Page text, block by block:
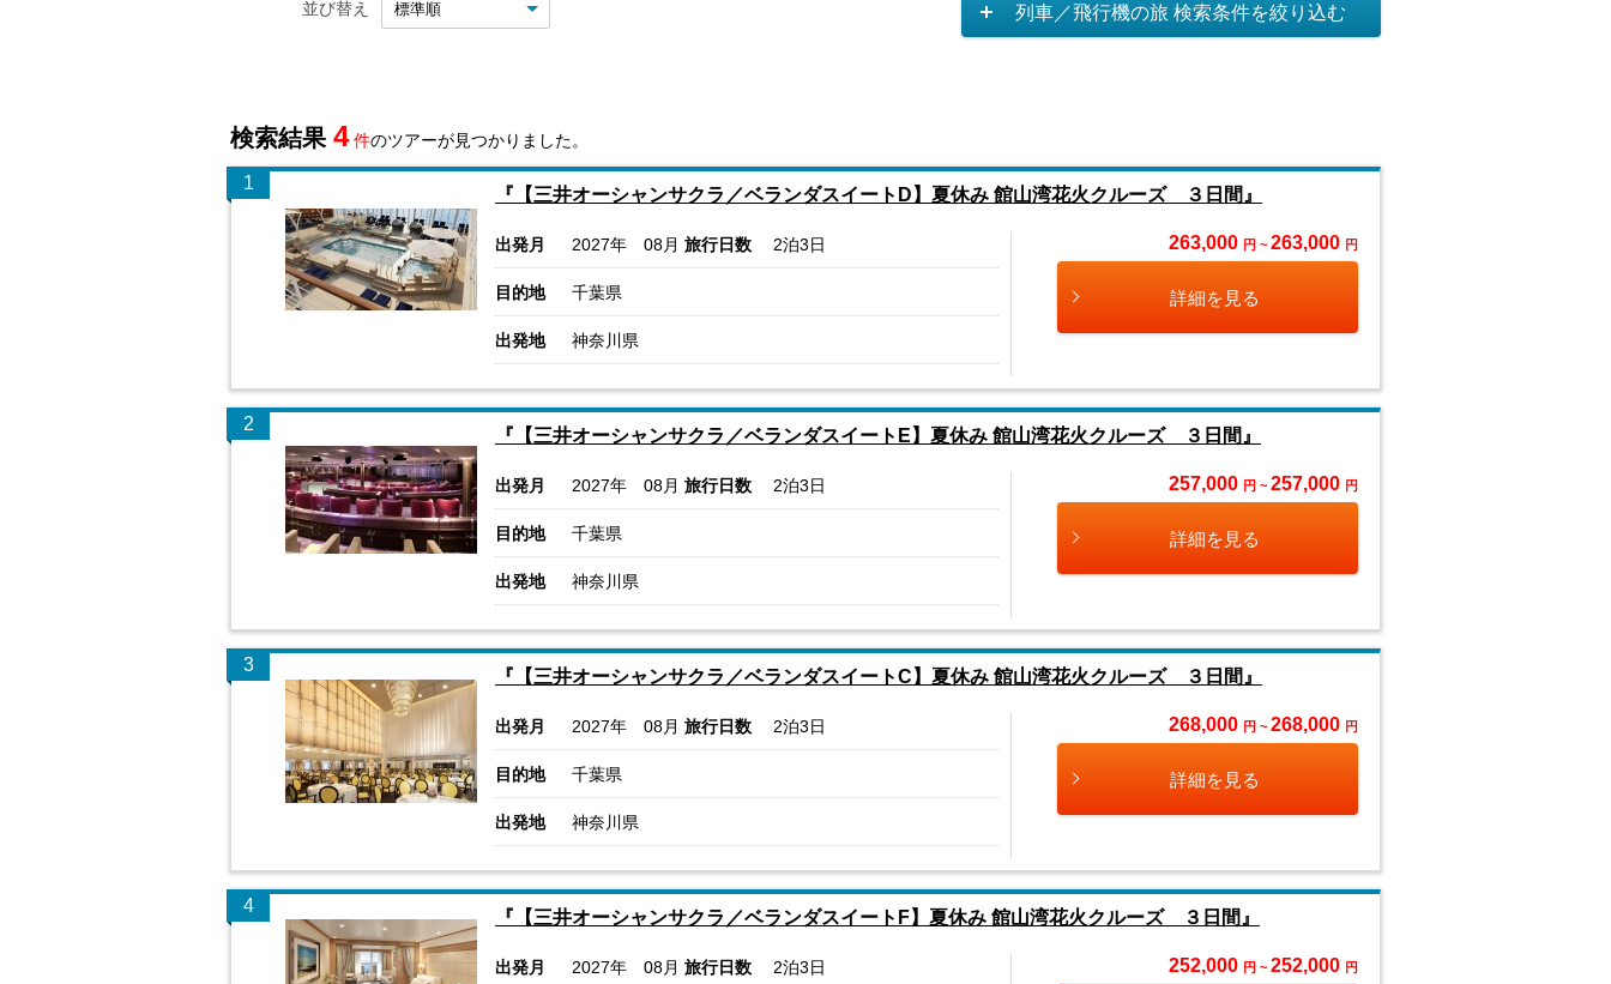
並び替え 列車／飛行機の旅 検索条件を絞り込む
検索結果 4 件のツアーが見つかりました。
1
『【三井オーシャンサクラ／ベランダスイートD】夏休み 館山湾花火クルーズ ３日間』
出発月 2027年 08月 旅行日数 2泊3日
目的地 千葉県
出発地 神奈川県
263,000 円 ~ 263,000 円
詳細を見る
2
『【三井オーシャンサクラ／ベランダスイートE】夏休み 館山湾花火クルーズ ３日間』
出発月 2027年 08月 旅行日数 2泊3日
目的地 千葉県
出発地 神奈川県
257,000 円 ~ 257,000 円
詳細を見る
3
『【三井オーシャンサクラ／ベランダスイートC】夏休み 館山湾花火クルーズ ３日間』
出発月 2027年 08月 旅行日数 2泊3日
目的地 千葉県
出発地 神奈川県
268,000 円 ~ 268,000 円
詳細を見る
4
『【三井オーシャンサクラ／ベランダスイートF】夏休み 館山湾花火クルーズ ３日間』
出発月 2027年 08月 旅行日数 2泊3日 252,000 円 ~ 252,000 円